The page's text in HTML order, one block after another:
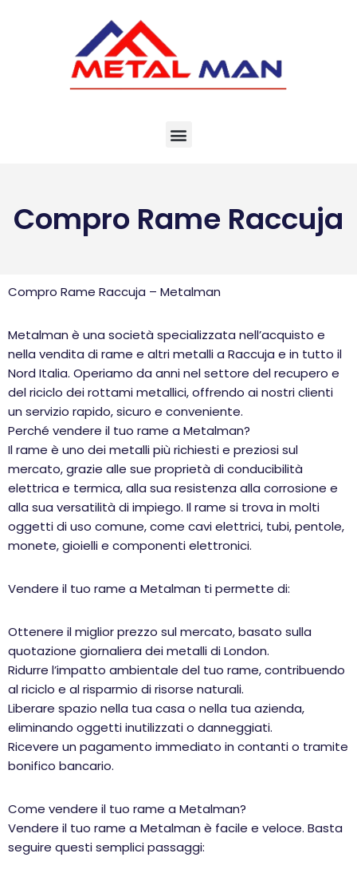
Compro Rame Raccuja
Compro Rame Raccuja – Metalman
Metalman è una società specializzata nell’acquisto e
nella vendita di rame e altri metalli a Raccuja e in tutto il
Nord Italia. Operiamo da anni nel settore del recupero e
del riciclo dei rottami metallici, offrendo ai nostri clienti
un servizio rapido, sicuro e conveniente.
Perché vendere il tuo rame a Metalman?
Il rame è uno dei metalli più richiesti e preziosi sul
mercato, grazie alle sue proprietà di conducibilità
elettrica e termica, alla sua resistenza alla corrosione e
alla sua versatilità di impiego. Il rame si trova in molti
oggetti di uso comune, come cavi elettrici, tubi, pentole,
monete, gioielli e componenti elettronici.
Vendere il tuo rame a Metalman ti permette di:
Ottenere il miglior prezzo sul mercato, basato sulla
quotazione giornaliera dei metalli di London.
Ridurre l’impatto ambientale del tuo rame, contribuendo
al riciclo e al risparmio di risorse naturali.
Liberare spazio nella tua casa o nella tua azienda,
eliminando oggetti inutilizzati o danneggiati.
Ricevere un pagamento immediato in contanti o tramite
bonifico bancario.
Come vendere il tuo rame a Metalman?
Vendere il tuo rame a Metalman è facile e veloce. Basta
seguire questi semplici passaggi: